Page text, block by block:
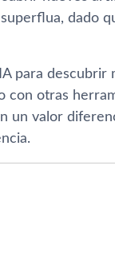
dado
para descubrir
con otras
un valor